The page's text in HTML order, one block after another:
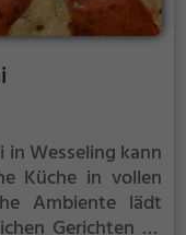
in Wesseling kann
Küche in vollen
Ambiente lädt
Gerichten zu